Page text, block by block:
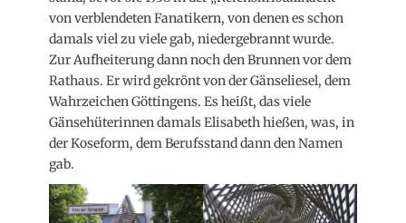
von verblendeten Fanatikern, von denen es schon
damals viel zu viele gab, niedergebrannt wurde.
Zur Aufheiterung dann noch den Brunnen vor dem
Rathaus. Er wird gekrönt von der Gänseliesel, dem
Wahrzeichen Göttingens. Es heißt, das viele
Gänsehüterinnen damals Elisabeth hießen, was, in
der Koseform, dem Berufsstand dann den Namen
gab.